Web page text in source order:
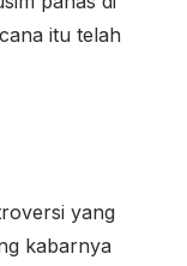
itu telah
yang
kabarnya